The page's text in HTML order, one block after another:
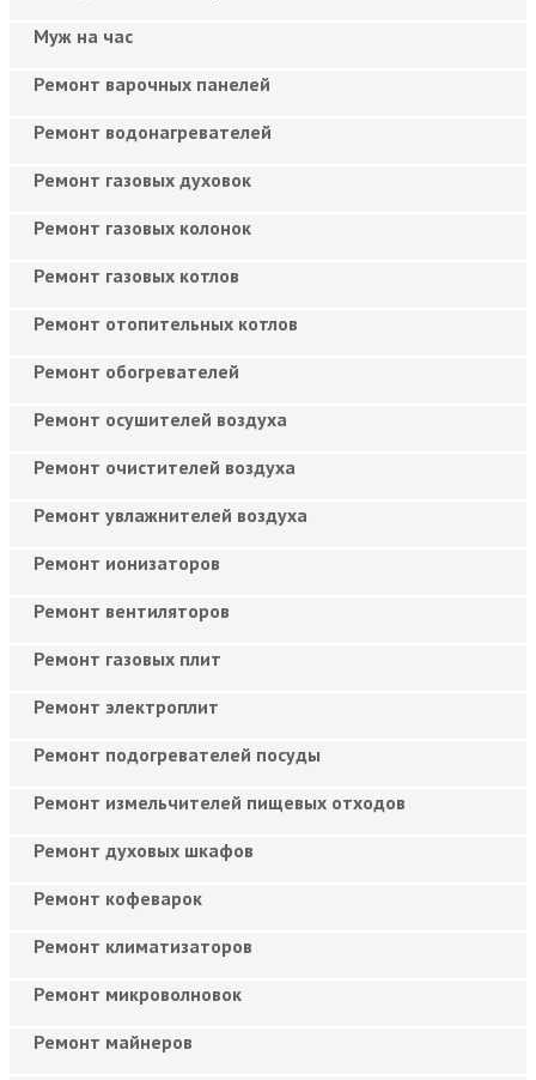
Муж на час
Ремонт варочных панелей
Ремонт водонагревателей
Ремонт газовых духовок
Ремонт газовых колонок
Ремонт газовых котлов
Ремонт отопительных котлов
Ремонт обогревателей
Ремонт осушителей воздуха
Ремонт очистителей воздуха
Ремонт увлажнителей воздуха
Ремонт ионизаторов
Ремонт вентиляторов
Ремонт газовых плит
Ремонт электроплит
Ремонт подогревателей посуды
Ремонт измельчителей пищевых отходов
Ремонт духовых шкафов
Ремонт кофеварок
Ремонт климатизаторов
Ремонт микроволновок
Ремонт майнеров